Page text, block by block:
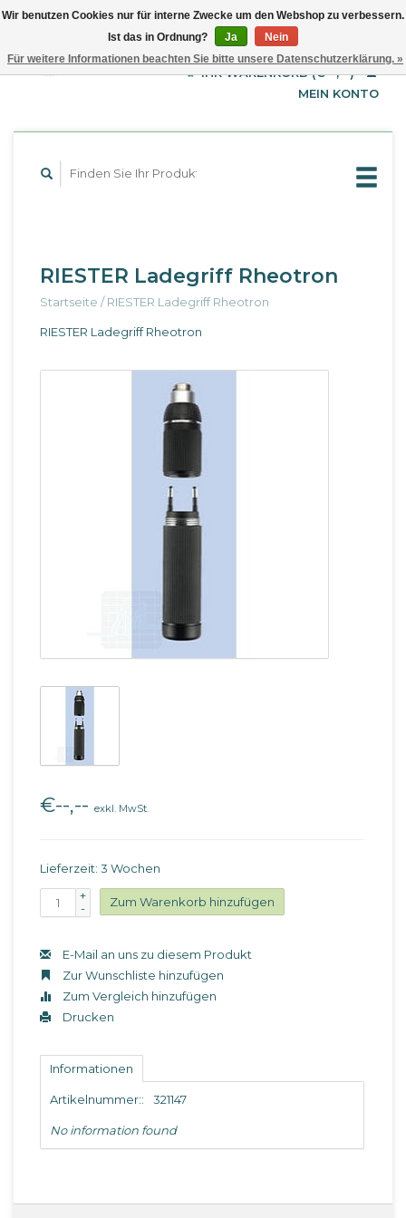
EUR
GBP
USD
English
Français
IHR WARENKORB (€--,--)
MEIN KONTO
RIESTER Ladegriff Rheotron
Startseite /RIESTER Ladegriff Rheotron
RIESTER Ladegriff Rheotron
€--,-- exkl. MwSt.
Lieferzeit: 3 Wochen
+
-
Zum Warenkorb hinzufügen
E-Mail an uns zu diesem Produkt
Zur Wunschliste hinzufügen
Zum Vergleich hinzufügen
Drucken
Informationen
Artikelnummer:: 321147
No information found
Wir benutzen Cookies nur für interne Zwecke um den Webshop zu verbessern.
Ist das in Ordnung?
Ja
Nein
Für weitere Informationen beachten Sie bitte unsere Datenschutzerklärung. »